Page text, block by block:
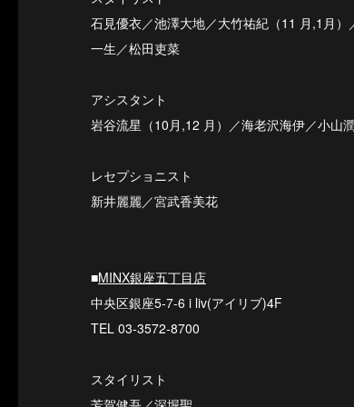
石見優衣／池澤大地／大竹祐紀（11 月,1月
一生／松田吏菜
アシスタント
岩谷流星（10月,12 月）／海老沢海伊／小山
レセプショニスト
新井麗麗／宮武香美花
■MINX銀座五丁目店
中央区銀座5-7-6 i liv(アイリブ)4F
TEL 03-3572-8700
スタイリスト